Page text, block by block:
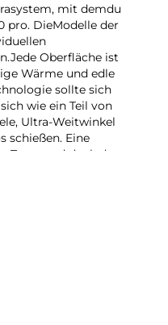
mit demdu
pro. DieModelle der
Oberfläche ist
Wärme und edle
sollte sich
wie ein Teil von
Ultra-Weitwinkel
schießen. Eine
und dank der